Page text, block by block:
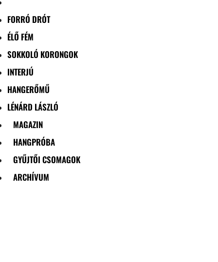
FORRÓ DRÓT
ÉLŐ FÉM
SOKKOLÓ KORONGOK
INTERJÚ
HANGERŐMŰ
LÉNÁRD LÁSZLÓ
MAGAZIN
HANGPRÓBA
GYŰJTŐI CSOMAGOK
ARCHÍVUM